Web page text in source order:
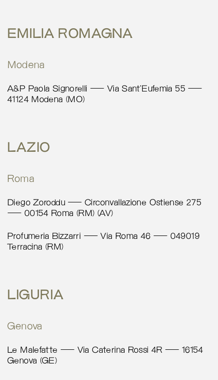
More info
4993.6 km
Le Malefatte
5016.6 km
Chiara-T Fashion
Via Cristoforo Colombo 27D
Torino 10152
5066.7 km
Piazza Vittorio Veneto 5
Torino 10124
EMILIA ROMAGNA
Modena
A&P Paola Signorelli – Via Sant’Eufemia 55 –
41124 Modena (MO)
LAZIO
Roma
Diego Zoroddu – Circonvallazione Ostiense 275
– 00154 Roma (RM) (AV)
Profumeria Bizzarri – Via Roma 46 – 049019
Terracina (RM)
LIGURIA
Genova
Le Malefatte – Via Caterina Rossi 4R – 16154
Genova (GE)